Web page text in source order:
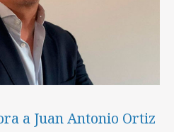
a Juan Antonio Ortiz